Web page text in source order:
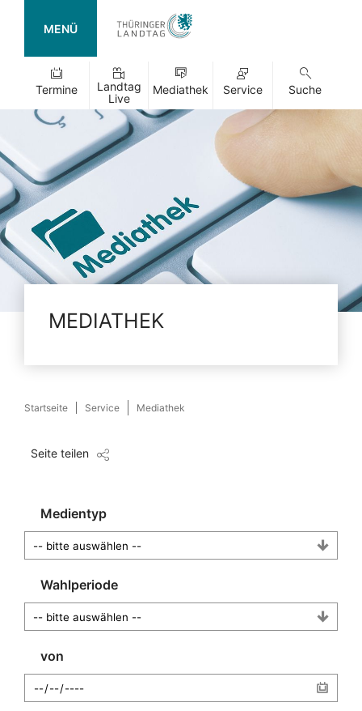
MENÜ
Termine
Landtag
Live
Mediathek Service Suche
MEDIATHEK
Startseite Service Mediathek
Seite teilen
Medientyp
Wahlperiode
von